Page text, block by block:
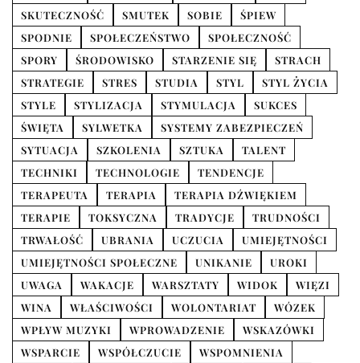
SKUTECZNOŚĆ
SMUTEK SOBIE
ŚPIEW
SPODNIE
SPOŁECZEŃSTWO
SPOŁECZNOŚĆ
SPORY
ŚRODOWISKO STARZENIE SIĘ
STRACH
STRATEGIE
STRES STUDIA STYL
STYL ŻYCIA
STYLE
STYLIZACJA STYMULACJA
SUKCES
ŚWIĘTA
SYLWETKA
SYSTEMY ZABEZPIECZEŃ
SYTUACJA
SZKOLENIA SZTUKA
TALENT
TECHNIKI
TECHNOLOGIE
TENDENCJE
TERAPEUTA
TERAPIA
TERAPIA DŹWIĘKIEM
TERAPIE
TOKSYCZNA TRADYCJE
TRUDNOŚCI
TRWAŁOŚĆ
UBRANIA UCZUCIA
UMIEJĘTNOŚCI
UMIEJĘTNOŚCI SPOŁECZNE
UNIKANIE
UROKI
UWAGA
WAKACJE WARSZTATY WIDOK
WIĘZI
WINA
WŁAŚCIWOŚCI WOLONTARIAT
WÓZEK
WPŁYW MUZYKI
WPROWADZENIE
WSKAZÓWKI
WSPARCIE
WSPÓŁCZUCIE
WSPOMNIENIA